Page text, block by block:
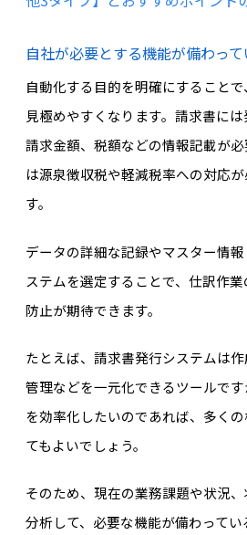
自社が必要とする機能が備わっ
自動化する目的を明確にすること
見極めやすくなります。請求書には
請求金額、税額などの情報記載が
は源泉徴収税や軽減税率への対応
す。
データの詳細な記録やマスター情
ステムを選定することで、仕訳作
防止が期待できます。
たとえば、請求書発行システムは
管理などを一元化できるツールで
を効率化したいのであれば、多く
てもよいでしょう。
そのため、現在の業務課題や状況
分析して、必要な機能が備わって